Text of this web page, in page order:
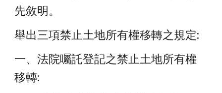
先敘明。
舉出三項禁止土地所有權移轉之規定:
一、法院囑託登記之禁止土地所有權
移轉: